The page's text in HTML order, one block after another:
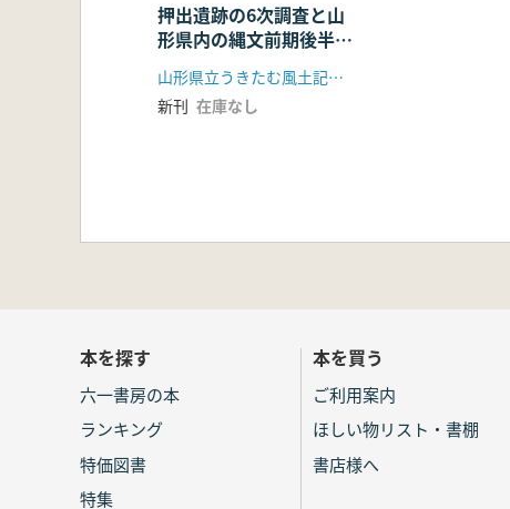
押出遺跡の6次調査と山
形県内の縄文前期後半の
世界
山形県立うきたむ風土記の丘考古資料館 うきたむ考古の会
新刊 在庫なし
本を探す
六一書房の本
ランキング
特価図書
特集
本を買う
ご利用案内
ほしい物リスト・書棚
書店様へ